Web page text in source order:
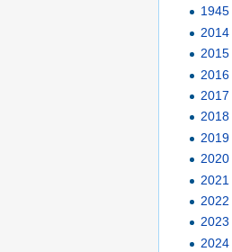
1945
2014
2015
2016
2017
2018
2019
2020
2021
2022
2023
2024